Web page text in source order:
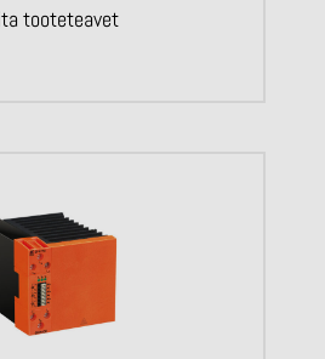
tooteteavet